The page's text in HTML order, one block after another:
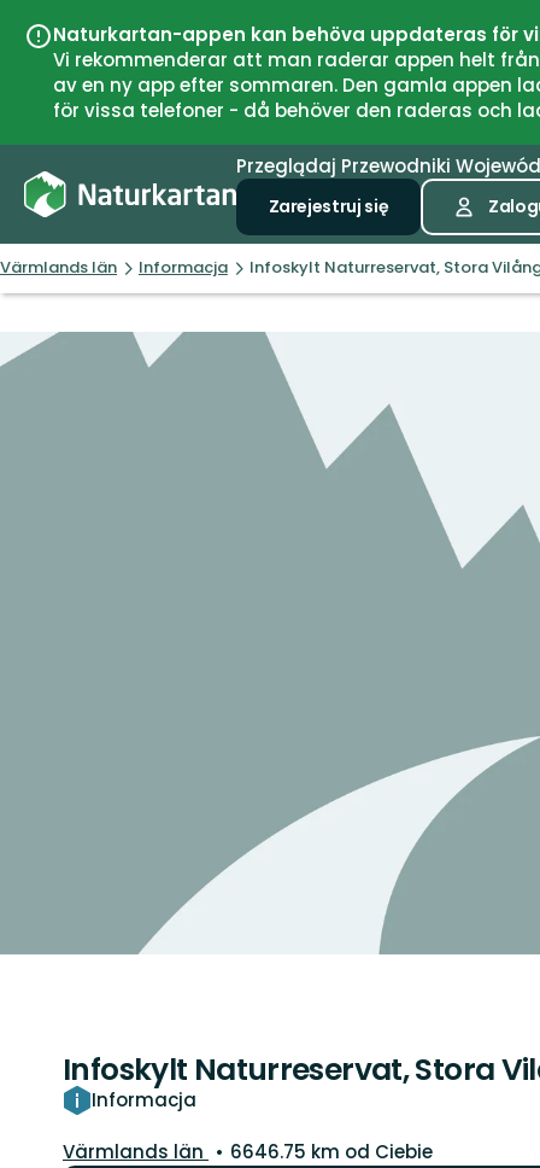
Naturkartan-appen kan behöva uppdateras för
Vi rekommenderar att man raderar appen helt
av en ny app efter sommaren. Den gamla
för vissa telefoner - då behöver den raderas och
Przeglądaj Przewodniki
Zarejestruj się
Värmlands län Informacja Infoskylt Naturreservat, Stora
Infoskylt Naturreservat, Stora
Informacja
Województwo:
Värmlands län
6646.75 km od Ciebie